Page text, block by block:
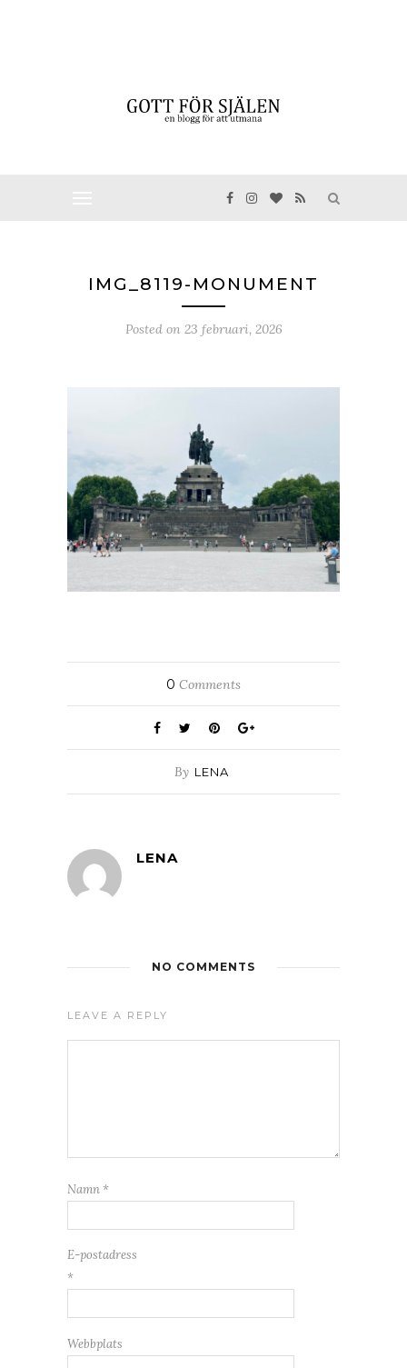
IMG_8119-MONUMENT
Posted on 23 februari, 2026
0 Comments
By LENA
LENA
NO COMMENTS
LEAVE A REPLY
Namn *
E-postadress
*
Webbplats